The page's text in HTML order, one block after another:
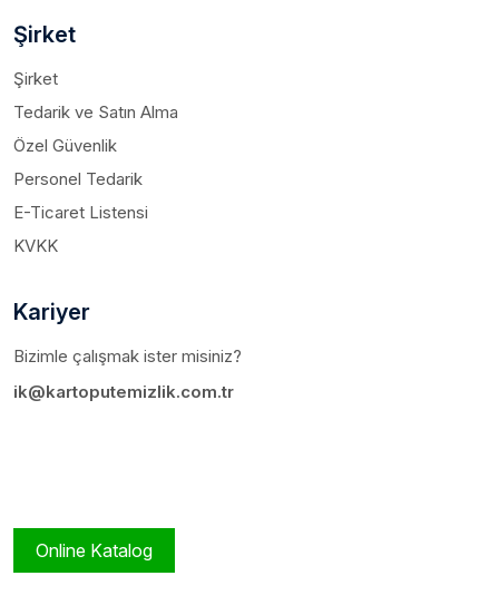
Şirket
Şirket
Tedarik ve Satın Alma
Özel Güvenlik
Personel Tedarik
E-Ticaret Listensi
KVKK
Kariyer
Bizimle çalışmak ister misiniz?
ik@kartoputemizlik.com.tr
Online Katalog